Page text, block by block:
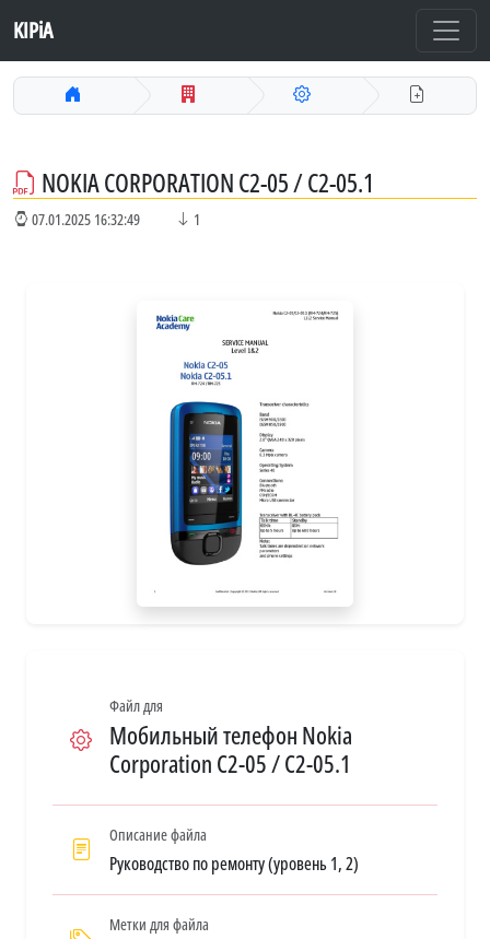
KIPiA
NOKIA CORPORATION C2-05 / С2-05.1
07.01.2025 16:32:49 1
Файл для
Мобильный телефон Nokia
Corporation C2-05 / С2-05.1
Описание файла
Руководство по ремонту (уровень 1, 2)
Метки для файла